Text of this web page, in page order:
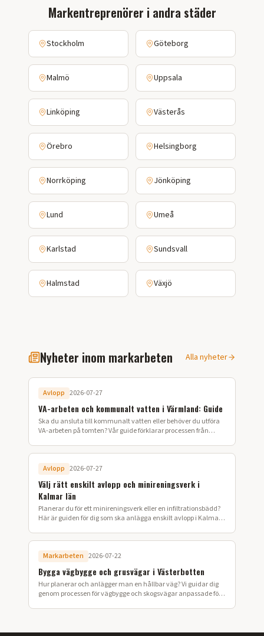
Markentreprenörer i andra städer
Stockholm Göteborg
Malmö Uppsala
Linköping Västerås
Örebro Helsingborg
Norrköping Jönköping
Lund Umeå
Karlstad Sundsvall
Halmstad Växjö
Nyheter inom markarbeten Alla nyheter
Avlopp 2026-07-27
VA-arbeten och kommunalt vatten i Värmland: Guide
Ska du ansluta till kommunalt vatten eller behöver du utföra
VA-arbeten på tomten? Vår guide förklarar processen från
Avlopp 2026-07-27
Välj rätt enskilt avlopp och minireningsverk i
Kalmar län
Planerar du för ett minireningsverk eller en infiltrationsbädd?
Här är guiden för dig som ska anlägga enskilt avlopp i Kalmar
Markarbeten 2026-07-22
Bygga vägbygge och grusvägar i Västerbotten
Hur planerar och anlägger man en hållbar väg? Vi guidar dig
genom processen för vägbygge och skogsvägar anpassade för